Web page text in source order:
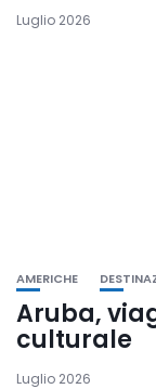
Luglio 2026
AMERICHE
Aruba,
culturale
Luglio 2026